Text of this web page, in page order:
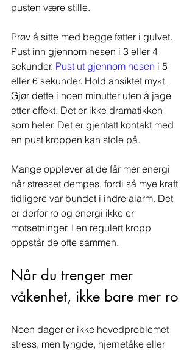
pusten være stille.
Prøv å sitte med begge føtter i gulvet.
Pust inn gjennom nesen i 3 eller 4
sekunder. Pust ut gjennom nesen i 5
eller 6 sekunder. Hold ansiktet mykt.
Gjør dette i noen minutter uten å jage
etter effekt. Det er ikke dramatikken
som heler. Det er gjentatt kontakt med
en pust kroppen kan stole på.
Mange opplever at de får mer energi
når stresset dempes, fordi så mye kraft
tidligere var bundet i indre alarm. Det
er derfor ro og energi ikke er
motsetninger. I en regulert kropp
oppstår de ofte sammen.
Når du trenger mer
våkenhet, ikke bare mer ro
Noen dager er ikke hovedproblemet
stress, men tyngde, hjernetåke eller